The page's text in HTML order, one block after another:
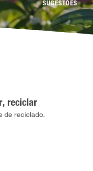
SUGESTÕES
reciclar
de reciclado.